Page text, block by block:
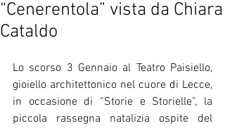
“Cenerentola” vista da Chiara
Cataldo
Lo scorso 3 Gennaio al Teatro Paisiello,
gioiello architettonico nel cuore di Lecce,
in occasione di “Storie e Storielle”, la
piccola rassegna natalizia ospite del